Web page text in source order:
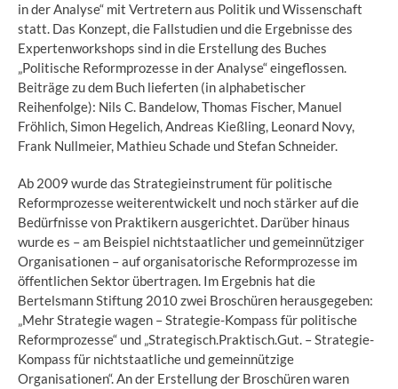
in der Analyse“ mit Vertretern aus Politik und Wissenschaft
statt. Das Konzept, die Fallstudien und die Ergebnisse des
Expertenworkshops sind in die Erstellung des Buches
„Politische Reformprozesse in der Analyse“ eingeflossen.
Beiträge zu dem Buch lieferten (in alphabetischer
Reihenfolge): Nils C. Bandelow, Thomas Fischer, Manuel
Fröhlich, Simon Hegelich, Andreas Kießling, Leonard Novy,
Frank Nullmeier, Mathieu Schade und Stefan Schneider.
Ab 2009 wurde das Strategieinstrument für politische
Reformprozesse weiterentwickelt und noch stärker auf die
Bedürfnisse von Praktikern ausgerichtet. Darüber hinaus
wurde es – am Beispiel nichtstaatlicher und gemeinnütziger
Organisationen – auf organisatorische Reformprozesse im
öffentlichen Sektor übertragen. Im Ergebnis hat die
Bertelsmann Stiftung 2010 zwei Broschüren herausgegeben:
„Mehr Strategie wagen – Strategie-Kompass für politische
Reformprozesse“ und „Strategisch.Praktisch.Gut. – Strategie-
Kompass für nichtstaatliche und gemeinnützige
Organisationen“. An der Erstellung der Broschüren waren